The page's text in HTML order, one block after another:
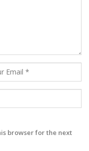
browser for the next